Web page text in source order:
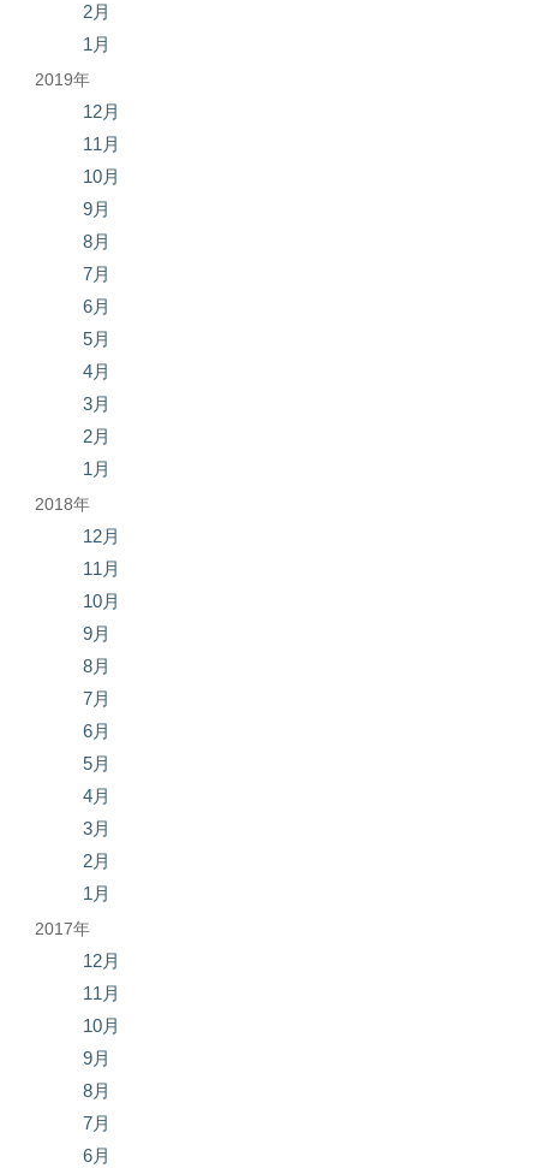
2月
1月
2019年
12月
11月
10月
9月
8月
7月
6月
5月
4月
3月
2月
1月
2018年
12月
11月
10月
9月
8月
7月
6月
5月
4月
3月
2月
1月
2017年
12月
11月
10月
9月
8月
7月
6月